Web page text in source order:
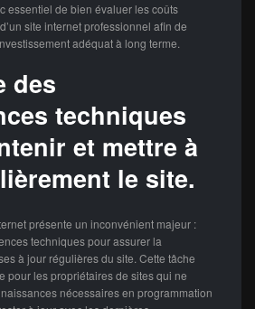
essentiel de bien évaluer les coûts
site internet professionnel afin de
adéquat à long terme.
des
techniques
et mettre à
le site.
présente un inconvénient majeur :
techniques pour assurer la
à jour régulières du site. Cette tâche
pour les propriétaires de sites qui ne
nécessaires en programmation